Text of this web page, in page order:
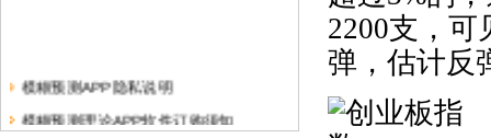
模糊预测APP隐私说明
模糊预测理论APP软件订购须知
2200支，可
弹，估计反